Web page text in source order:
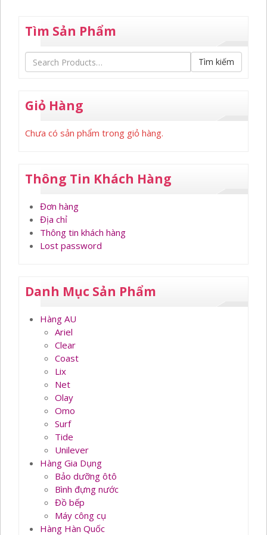
Tìm Sản Phẩm
Tìm kiếm
Giỏ Hàng
Chưa có sản phẩm trong giỏ hàng.
Thông Tin Khách Hàng
Đơn hàng
Địa chỉ
Thông tin khách hàng
Lost password
Danh Mục Sản Phẩm
Hàng AU
Ariel
Clear
Coast
Lix
Net
Olay
Omo
Surf
Tide
Unilever
Hàng Gia Dụng
Bảo dưỡng ôtô
Bình đựng nước
Đồ bếp
Máy công cụ
Hàng Hàn Quốc